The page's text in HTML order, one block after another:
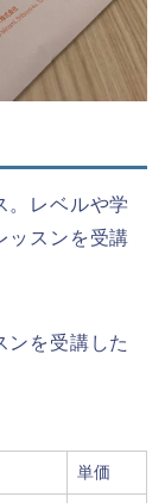
。レベルや学
ッスンを受講
ンを受講した
単価